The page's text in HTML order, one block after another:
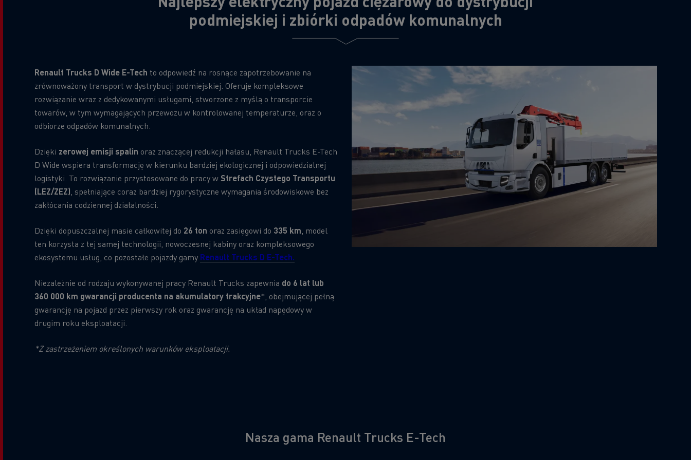
podmiejskiej i zbiórki odpadów komunalnych
Renault Trucks D Wide E-Tech to odpowiedź na rosnące zapotrzebowanie na
zrównoważony transport w dystrybucji podmiejskiej. Oferuje kompleksowe
rozwiązanie wraz z dedykowanymi usługami, stworzone z myślą o transporcie
towarów, w tym wymagających przewozu w kontrolowanej temperaturze, oraz o
odbiorze odpadów komunalnych.
Dzięki zerowej emisji spalin oraz znaczącej redukcji hałasu, Renault Trucks E-Tech
D Wide wspiera transformację w kierunku bardziej ekologicznej i odpowiedzialnej
logistyki. To rozwiązanie przystosowane do pracy wStrefach Czystego Transportu
(LEZ/ZEZ), spełniające coraz bardziej rygorystyczne wymagania środowiskowe bez
zakłócania codziennej działalności.
Dzięki dopuszczalnej masie całkowitej do 26 ton oraz zasięgowi do 335 km, model
ten korzysta z tej samej technologii, nowoczesnej kabiny oraz kompleksowego
ekosystemu usług, co pozostałe pojazdy gamy Renault Trucks D E-Tech.
Niezależnie od rodzaju wykonywanej pracy Renault Trucks zapewnia do 6 lat lub
360 000 km gwarancji producenta na akumulatory trakcyjne*, obejmującej pełną
gwarancję na pojazd przez pierwszy rok oraz gwarancję na układ napędowy w
drugim roku eksploatacji.
*Z zastrzeżeniem określonych warunków eksploatacji.
Nasza gama Renault Trucks E-Tech